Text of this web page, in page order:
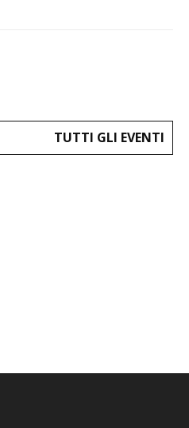
TUTTI GLI EVENTI